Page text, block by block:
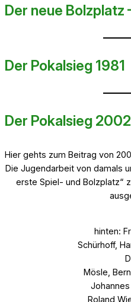
Der neue Bolzplatz
Der Pokalsieg 1981
Der Pokalsieg 2002
Hier gehts zum Beitrag von
Die Jugendarbeit von damals
erste Spiel- und Bolzplatz“
hinten:
Schürhoff,
Mösle,
Roland